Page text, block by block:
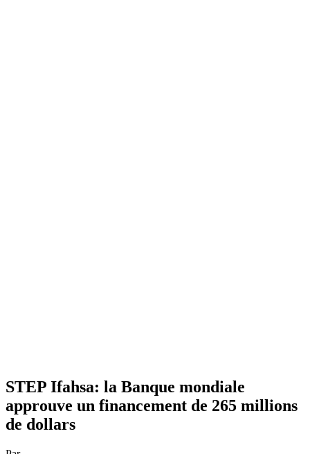
STEP Ifahsa: la Banque mondiale
approuve un financement de 265 millions
de dollars